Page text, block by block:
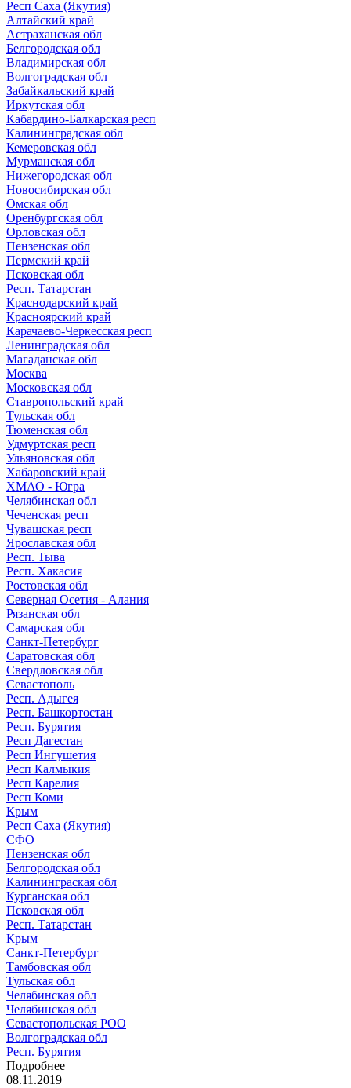
Респ Саха (Якутия)
Алтайский край
Астраханская обл
Белгородская обл
Владимирская обл
Волгоградская обл
Забайкальский край
Иркутская обл
Кабардино-Балкарская респ
Калининградская обл
Кемеровская обл
Мурманская обл
Нижегородская обл
Новосибирская обл
Омская обл
Оренбургская обл
Орловская обл
Пензенская обл
Пермский край
Псковская обл
Респ. Татарстан
Краснодарский край
Красноярский край
Карачаево-Черкесская респ
Ленинградская обл
Магаданская обл
Москва
Московская обл
Ставропольский край
Тульская обл
Тюменская обл
Удмуртская респ
Ульяновская обл
Хабаровский край
ХМАО - Югра
Челябинская обл
Чеченская респ
Чувашская респ
Ярославская обл
Респ. Тыва
Респ. Хакасия
Ростовская обл
Северная Осетия - Алания
Рязанская обл
Самарская обл
Санкт-Петербург
Саратовская обл
Свердловская обл
Севастополь
Респ. Адыгея
Респ. Башкортостан
Респ. Бурятия
Респ Дагестан
Респ Ингушетия
Респ Калмыкия
Респ Карелия
Респ Коми
Крым
Респ Саха (Якутия)
СФО
Пензенская обл
Белгородская обл
Калининграская обл
Курганская обл
Псковская обл
Респ. Татарстан
Крым
Санкт-Петербург
Тамбовская обл
Тульская обл
Челябинская обл
Челябинская обл
Севастопольская РОО
Волгоградская обл
Респ. Бурятия
Подробнее
08.11.2019